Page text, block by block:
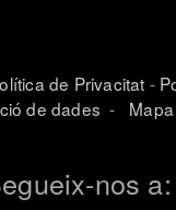
de Privacitat -
de dades -
nos a: